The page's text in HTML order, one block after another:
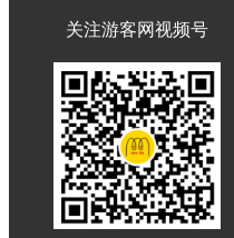
关注游客网视频号